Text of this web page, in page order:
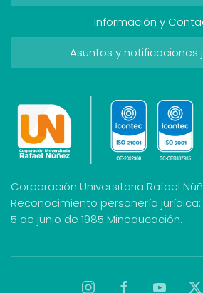
Información y
Asuntos y notificaciones
Corporación Universitaria Rafael
Reconocimiento personería jurídica:
5 de junio de 1985 Mineducación.